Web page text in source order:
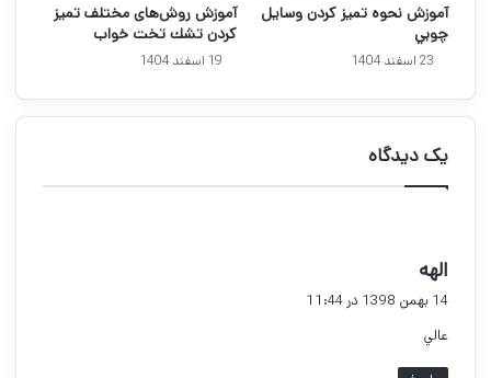
آموزش نحوه تميز كردن وسايل
چوبي
23 اسفند 1404
آموزش روش‌های مختلف تميز
كردن تشك تخت خواب
19 اسفند 1404
یک دیدگاه
الهه
14 بهمن 1398 در 11:44
عالي